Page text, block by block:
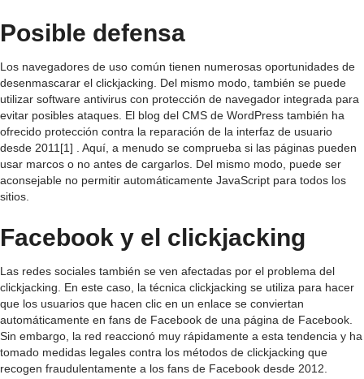
Posible defensa
Los navegadores de uso común tienen numerosas oportunidades de
desenmascarar el clickjacking. Del mismo modo, también se puede
utilizar software antivirus con protección de navegador integrada para
evitar posibles ataques. El blog del CMS de WordPress también ha
ofrecido protección contra la reparación de la interfaz de usuario
desde 2011[1] . Aquí, a menudo se comprueba si las páginas pueden
usar marcos o no antes de cargarlos. Del mismo modo, puede ser
aconsejable no permitir automáticamente JavaScript para todos los
sitios.
Facebook y el clickjacking
Las redes sociales también se ven afectadas por el problema del
clickjacking. En este caso, la técnica clickjacking se utiliza para hacer
que los usuarios que hacen clic en un enlace se conviertan
automáticamente en fans de Facebook de una página de Facebook.
Sin embargo, la red reaccionó muy rápidamente a esta tendencia y ha
tomado medidas legales contra los métodos de clickjacking que
recogen fraudulentamente a los fans de Facebook desde 2012.